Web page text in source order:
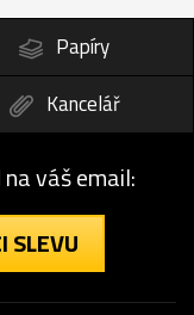
Papíry
Kancelář
váš email:
SLEVU